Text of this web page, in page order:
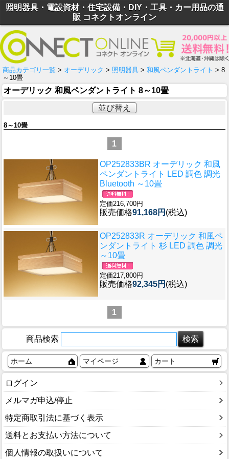
照明器具・電設資材・住宅設備・DIY・工具・カー用品の通
販 コネクトオンライン
商品カテゴリ一覧 > オーデリック > 照明器具 > 和風ペンダントライト > 8
～10畳
オーデリック 和風ペンダントライト 8～10畳
並び替え
8～10畳
1
OP252833BR オーデリック 和風
ペンダントライト LED 調色 調光
Bluetooth ～10畳
定価216,700円
販売価格91,168円 (税込)
OP252833R オーデリック 和風ペ
ンダントライト 杉 LED 調色 調光
～10畳
定価217,800円
販売価格92,345円 (税込)
1
商品検索
ホーム マイページ カート
ログイン
メルマガ申込/停止
特定商取引法に基づく表示
送料とお支払い方法について
個人情報の取扱いについて